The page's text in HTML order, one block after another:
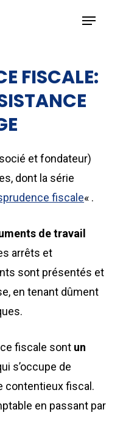
Menu
FISCALE:
et fondateur)
dont la série
fiscale« .
de travail
arrêts et
sont présentés et
en tenant dûment
fiscale sont un
s’occupe de
contentieux fiscal.
en passant par